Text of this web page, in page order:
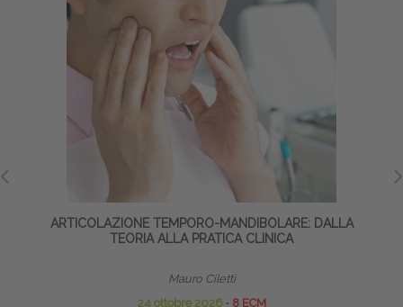
ARTICOLAZIONE TEMPORO-MANDIBOLARE: DALLA
TEORIA ALLA PRATICA CLINICA
Mauro Ciletti
24 ottobre 2026 ∙ 8 ECM